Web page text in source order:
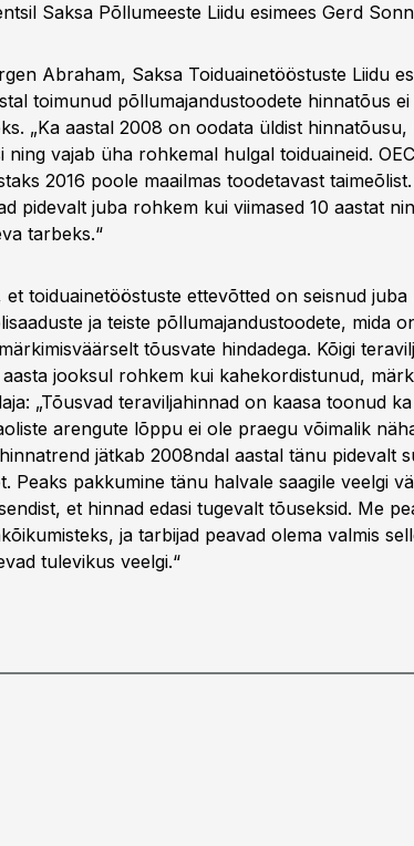
Saksa Põllumeeste Liidu esimees Gerd
Abraham, Saksa Toiduainetööstuste Liidu
toimunud põllumajandustoodete hinnatõus ei
„Ka aastal 2008 on oodata üldist hinnatõusu,
ning vajab üha rohkemal hulgal toiduaineid.
2016 poole maailmas toodetavast taimeõlist.
pidevalt juba rohkem kui viimased 10 aastat
tarbeks.“
et toiduainetööstuste ettevõtted on seisnud juba
ja teiste põllumajandustoodete, mida
tõusvate hindadega. Kõigi
jooksul rohkem kui kahekordistunud,
„Tõusvad teraviljahinnad on kaasa toonud
arengute lõppu ei ole praegu võimalik
jätkab 2008ndal aastal tänu pidevalt
Peaks pakkumine tänu halvale saagile veelgi
et hinnad edasi tugevalt tõuseksid. Me
ja tarbijad peavad olema valmis
tulevikus veelgi.“